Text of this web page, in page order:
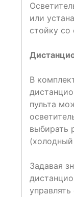
или
стойку со
В
пульта
выбирать
Задавая